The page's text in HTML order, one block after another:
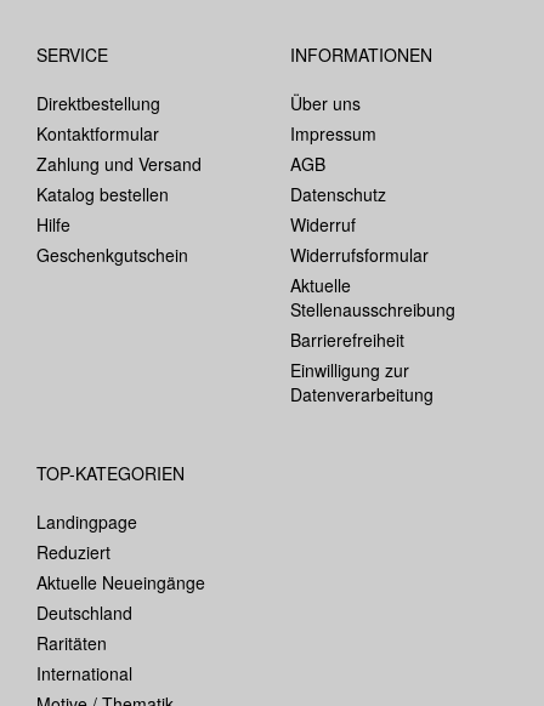
SERVICE
Direktbestellung
Kontaktformular
Zahlung und Versand
Katalog bestellen
Hilfe
Geschenkgutschein
INFORMATIONEN
Über uns
Impressum
AGB
Datenschutz
Widerruf
Widerrufsformular
Aktuelle
Stellenausschreibung
Barrierefreiheit
Einwilligung zur
Datenverarbeitung
TOP-KATEGORIEN
Landingpage
Reduziert
Aktuelle Neueingänge
Deutschland
Raritäten
International